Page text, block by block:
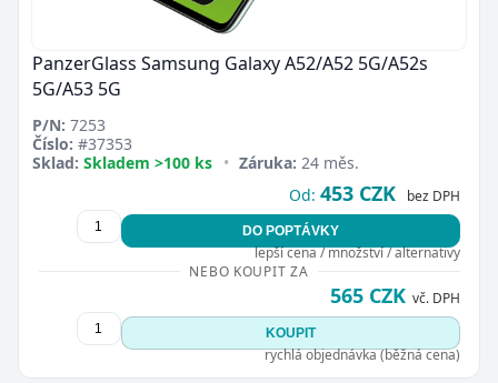
PanzerGlass Samsung Galaxy A52/A52 5G/A52s
5G/A53 5G
P/N: 7253
Číslo: #37353
Sklad: Skladem >100 ks • Záruka: 24 měs.
Od: 453 CZK bez DPH
DO POPTÁVKY
lepší cena / množství / alternativy
NEBO KOUPIT ZA
565 CZK vč. DPH
KOUPIT
rychlá objednávka (běžná cena)